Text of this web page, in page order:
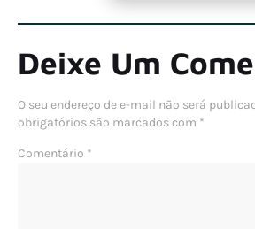
Deixe Um
O seu endereço de e-mail não será
obrigatórios são marcados com *
Comentário *